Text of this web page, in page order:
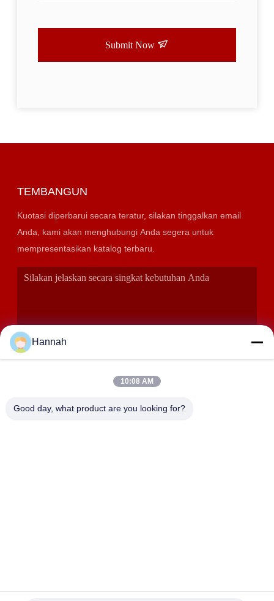
Submit Now
TEMBANGUN
Kuotasi diperbarui secara teratur, silakan tinggalkan email
Anda, kami akan menghubungi Anda segera untuk
mempresentasikan katalog terbaru.
Hannah
10:08 AM
Good day, what product are you looking for?